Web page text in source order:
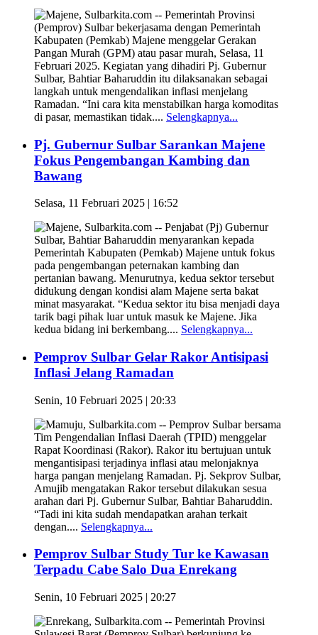
Majene, Sulbarkita.com -- Pemerintah Provinsi
(Pemprov) Sulbar bekerjasama dengan Pemerintah
Kabupaten (Pemkab) Majene menggelar Gerakan
Pangan Murah (GPM) atau pasar murah, Selasa, 11
Februari 2025. Kegiatan yang dihadiri Pj. Gubernur
Sulbar, Bahtiar Baharuddin itu dilaksanakan sebagai
langkah untuk mengendalikan inflasi menjelang
Ramadan. “Ini cara kita menstabilkan harga komoditas
di pasar, memastikan tidak.... Selengkapnya...
Pj. Gubernur Sulbar Sarankan Majene
Fokus Pengembangan Kambing dan
Bawang
Selasa, 11 Februari 2025 | 16:52
Majene, Sulbarkita.com -- Penjabat (Pj) Gubernur
Sulbar, Bahtiar Baharuddin menyarankan kepada
Pemerintah Kabupaten (Pemkab) Majene untuk fokus
pada pengembangan peternakan kambing dan
pertanian bawang. Menurutnya, kedua sektor tersebut
didukung dengan kondisi alam Majene serta bakat
minat masyarakat. “Kedua sektor itu bisa menjadi daya
tarik bagi pihak luar untuk masuk ke Majene. Jika
kedua bidang ini berkembang.... Selengkapnya...
Pemprov Sulbar Gelar Rakor Antisipasi
Inflasi Jelang Ramadan
Senin, 10 Februari 2025 | 20:33
Mamuju, Sulbarkita.com -- Pemprov Sulbar bersama
Tim Pengendalian Inflasi Daerah (TPID) menggelar
Rapat Koordinasi (Rakor). Rakor itu bertujuan untuk
mengantisipasi terjadinya inflasi atau melonjaknya
harga pangan menjelang Ramadan. Pj. Sekprov Sulbar,
Amujib mengatakan Rakor tersebut dilakukan sesua
arahan dari Pj. Gubernur Sulbar, Bahtiar Baharuddin.
“Tadi ini kita sudah mendapatkan arahan terkait
dengan.... Selengkapnya...
Pemprov Sulbar Study Tur ke Kawasan
Terpadu Cabe Salo Dua Enrekang
Senin, 10 Februari 2025 | 20:27
Enrekang, Sulbarkita.com -- Pemerintah Provinsi